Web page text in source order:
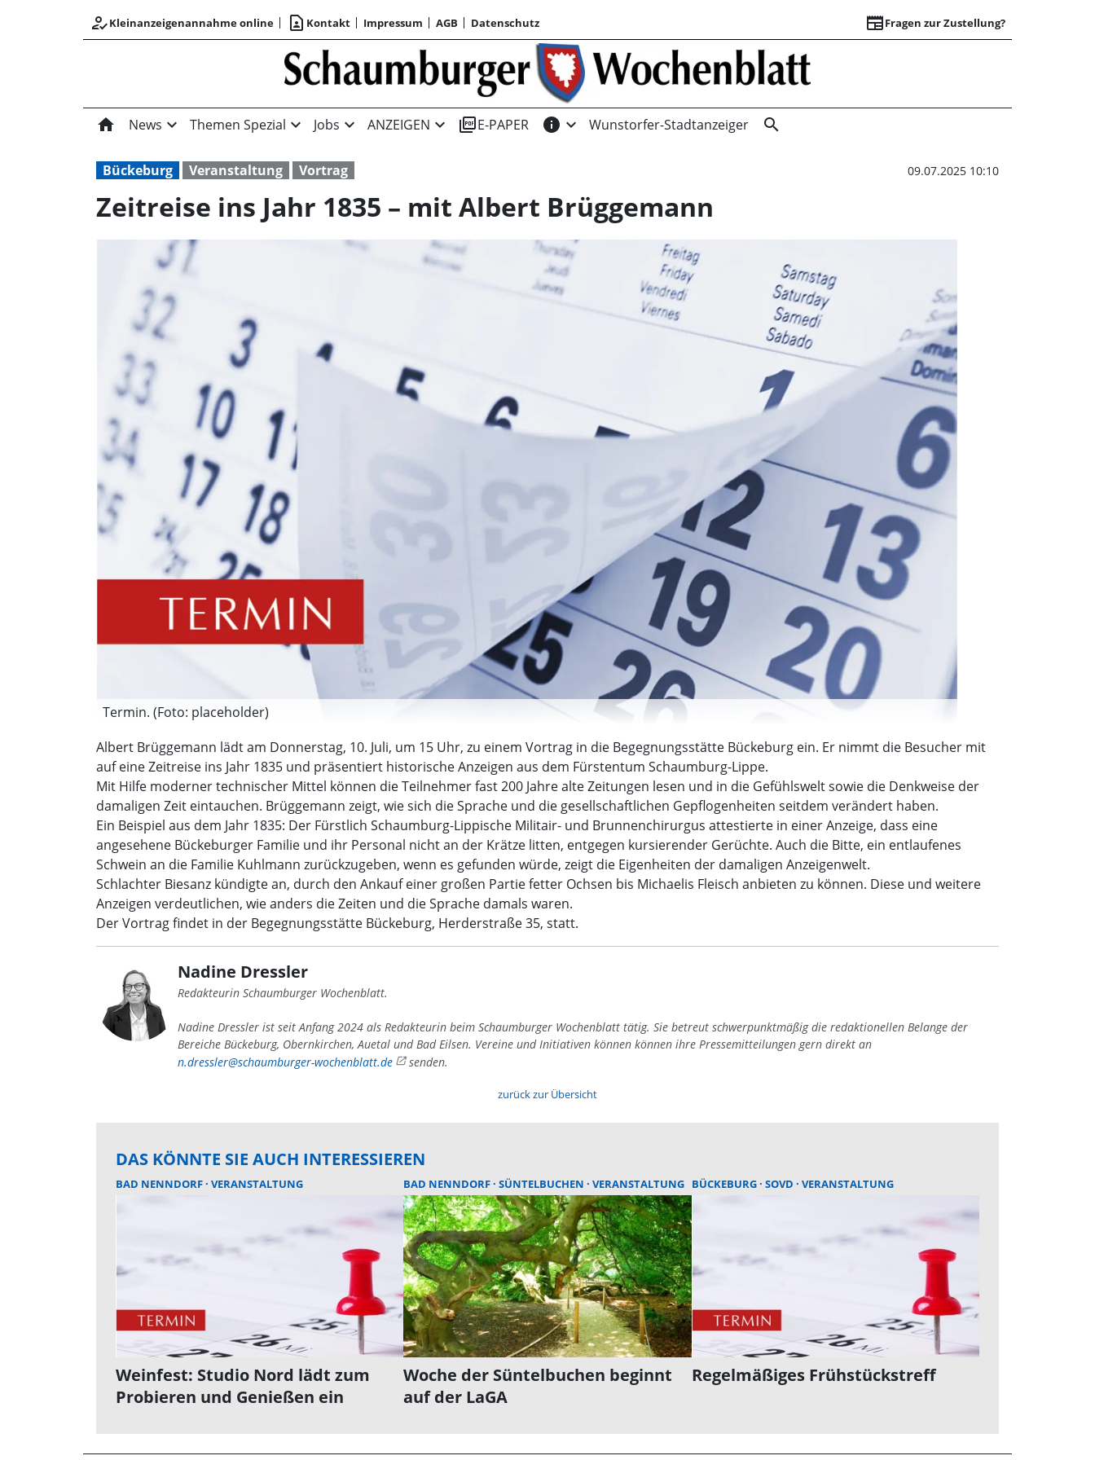
how_to_regKleinanzeigenannahme online contact_page Kontakt Impressum AGB Datenschutz newspaperFragen zur Zustellung?
Zeitreise ins Jahr
home News expand_more Themen Spezial expand_more Jobs expand_more ANZEIGEN expand_more picture_as_pdfE-PAPER info expand_more Wunstorfer-Stadtanzeiger search
Bückeburg Veranstaltung Vortrag 09.07.2025 10:10
Zeitreise ins Jahr 1835 – mit Albert Brüggemann
Termin. (Foto: placeholder)
Albert Brüggemann lädt am Donnerstag, 10. Juli, um 15 Uhr, zu einem Vortrag in die Begegnungsstätte Bückeburg ein. Er nimmt die Besucher mit
auf eine Zeitreise ins Jahr 1835 und präsentiert historische Anzeigen aus dem Fürstentum Schaumburg-Lippe.
Mit Hilfe moderner technischer Mittel können die Teilnehmer fast 200 Jahre alte Zeitungen lesen und in die Gefühlswelt sowie die Denkweise der
damaligen Zeit eintauchen. Brüggemann zeigt, wie sich die Sprache und die gesellschaftlichen Gepflogenheiten seitdem verändert haben.
Ein Beispiel aus dem Jahr 1835: Der Fürstlich Schaumburg-Lippische Militair- und Brunnenchirurgus attestierte in einer Anzeige, dass eine
angesehene Bückeburger Familie und ihr Personal nicht an der Krätze litten, entgegen kursierender Gerüchte. Auch die Bitte, ein entlaufenes
Schwein an die Familie Kuhlmann zurückzugeben, wenn es gefunden würde, zeigt die Eigenheiten der damaligen Anzeigenwelt.
Schlachter Biesanz kündigte an, durch den Ankauf einer großen Partie fetter Ochsen bis Michaelis Fleisch anbieten zu können. Diese und weitere
Anzeigen verdeutlichen, wie anders die Zeiten und die Sprache damals waren.
Der Vortrag findet in der Begegnungsstätte Bückeburg, Herderstraße 35, statt.
Nadine Dressler
Redakteurin Schaumburger Wochenblatt.
Nadine Dressler ist seit Anfang 2024 als Redakteurin beim Schaumburger Wochenblatt tätig. Sie betreut schwerpunktmäßig die redaktionellen Belange der
Bereiche Bückeburg, Obernkirchen, Auetal und Bad Eilsen. Vereine und Initiativen können können ihre Pressemitteilungen gern direkt an
n.dressler@schaumburger-wochenblatt.de
senden.
zurück zur Übersicht
DAS KÖNNTE SIE AUCH INTERESSIEREN
BAD NENNDORF VERANSTALTUNG
Weinfest: Studio Nord lädt zum
Probieren und Genießen ein
BAD NENNDORF SÜNTELBUCHEN VERANSTALTUNG
Woche der Süntelbuchen beginnt
auf der LaGA
BÜCKEBURG SOVD VERANSTALTUNG
Regelmäßiges Frühstückstreff